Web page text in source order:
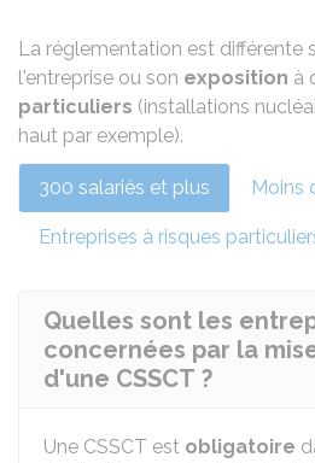
La réglementation est différente
l'entreprise ou son exposition à
particuliers (installations
haut par exemple).
300 salariés et plus Moins
Entreprises à risques
Quelles sont les
concernées par la
d'une CSSCT ?
Une CSSCT est obligatoire